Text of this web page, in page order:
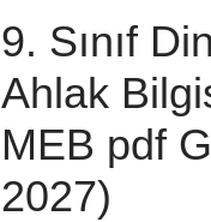
9. Sınıf
Ahlak
MEB pdf
2027)